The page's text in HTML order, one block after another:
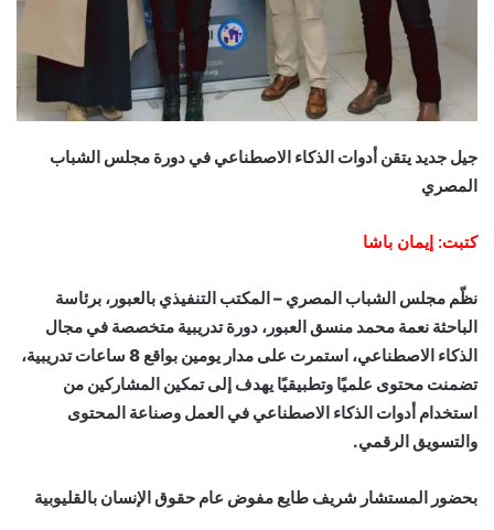
جيل جديد يتقن أدوات الذكاء الاصطناعي في دورة مجلس الشباب
المصري
كتبت: إيمان باشا
نظّم مجلس الشباب المصري – المكتب التنفيذي بالعبور، برئاسة
الباحثة نعمة محمد منسق العبور، دورة تدريبية متخصصة في مجال
الذكاء الاصطناعي، استمرت على مدار يومين بواقع 8 ساعات تدريبية،
تضمنت محتوى علميًا وتطبيقيًا يهدف إلى تمكين المشاركين من
استخدام أدوات الذكاء الاصطناعي في العمل وصناعة المحتوى
والتسويق الرقمي.
بحضور المستشار شريف طايع مفوض عام حقوق الإنسان بالقليوبية